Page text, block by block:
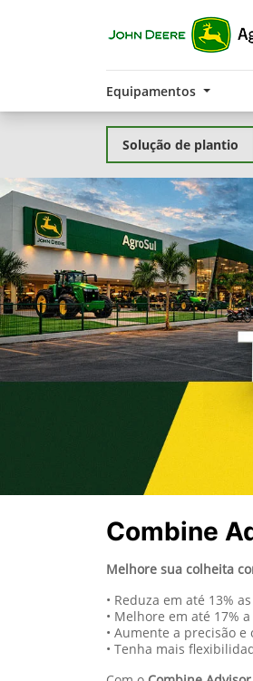
Equipamentos
Solução de plantio
Combine
Melhore sua colheita
• Reduza em até 13%
• Melhore em até 17%
• Aumente a precisão
• Tenha mais